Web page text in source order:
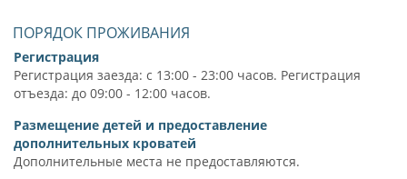
ПОРЯДОК ПРОЖИВАНИЯ
Регистрация
Регистрация заезда: с 13:00 - 23:00 часов. Регистрация
отъезда: до 09:00 - 12:00 часов.
Размещение детей и предоставление
дополнительных кроватей
Дополнительные места не предоставляются.